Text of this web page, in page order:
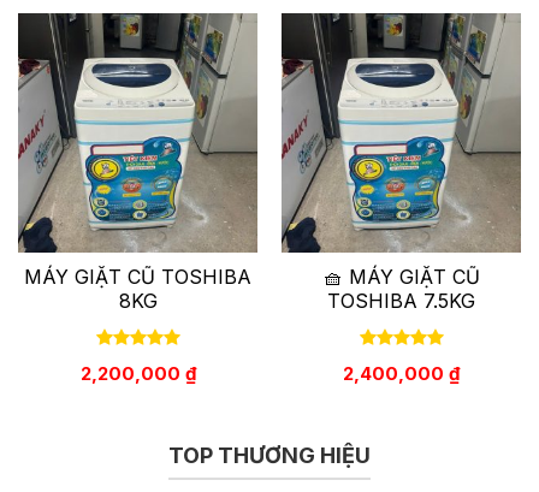
MÁY GIẶT CŨ TOSHIBA
8KG
2,200,000 ₫
🧺 MÁY GIẶT CŨ
TOSHIBA 7.5KG
2,400,000 ₫
TOP THƯƠNG HIỆU